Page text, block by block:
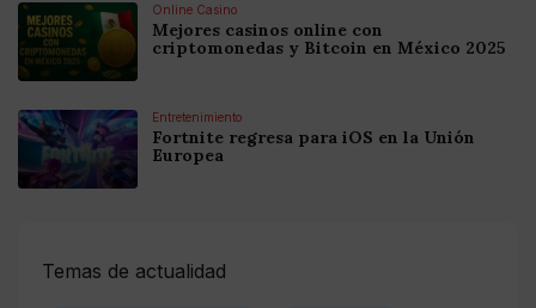
Online Casino
Mejores casinos online con
criptomonedas y Bitcoin en México 2025
Entretenimiento
Fortnite regresa para iOS en la Unión
Europea
Temas de actualidad